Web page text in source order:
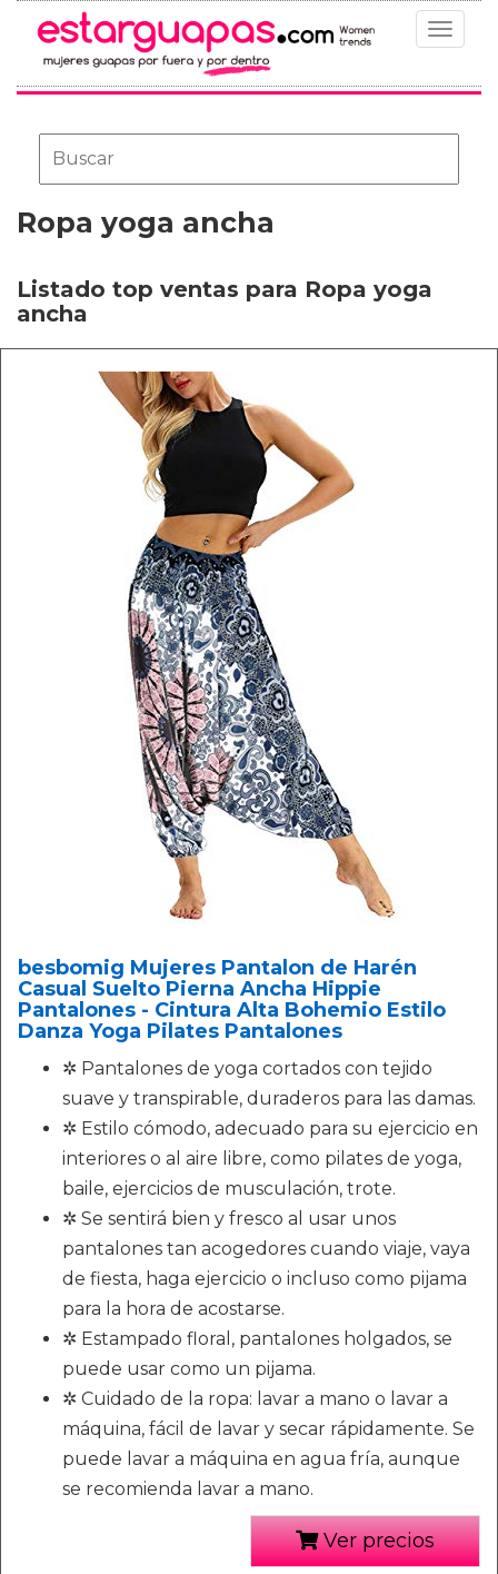
Toggle
Ropa yoga ancha
Listado top ventas para Ropa yoga
ancha
besbomig Mujeres Pantalon de Harén
Casual Suelto Pierna Ancha Hippie
Pantalones - Cintura Alta Bohemio Estilo
Danza Yoga Pilates Pantalones
✲ Pantalones de yoga cortados con tejido
suave y transpirable, duraderos para las damas.
✲ Estilo cómodo, adecuado para su ejercicio en
interiores o al aire libre, como pilates de yoga,
baile, ejercicios de musculación, trote.
✲ Se sentirá bien y fresco al usar unos
pantalones tan acogedores cuando viaje, vaya
de fiesta, haga ejercicio o incluso como pijama
para la hora de acostarse.
✲ Estampado floral, pantalones holgados, se
puede usar como un pijama.
✲ Cuidado de la ropa: lavar a mano o lavar a
máquina, fácil de lavar y secar rápidamente. Se
puede lavar a máquina en agua fría, aunque
se recomienda lavar a mano.
Ver precios